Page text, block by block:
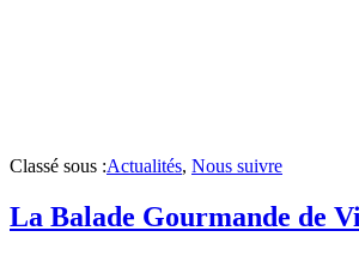
Classé sous :Actualités, Nous suivre
La Balade Gourmande de